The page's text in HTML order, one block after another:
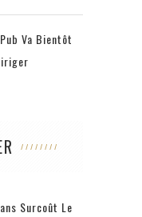
Va Bientôt
Surcoût Le